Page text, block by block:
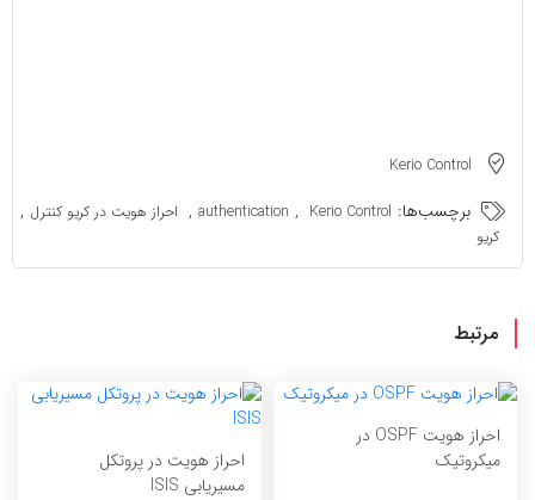
Kerio Control
برچسب‌ها: authentication Kerio Control
, احراز هویت در کریو کنترل
کریو
مرتبط
احراز هویت OSPF در
میکروتیک
احراز هویت در پروتکل
مسیریابی ISIS